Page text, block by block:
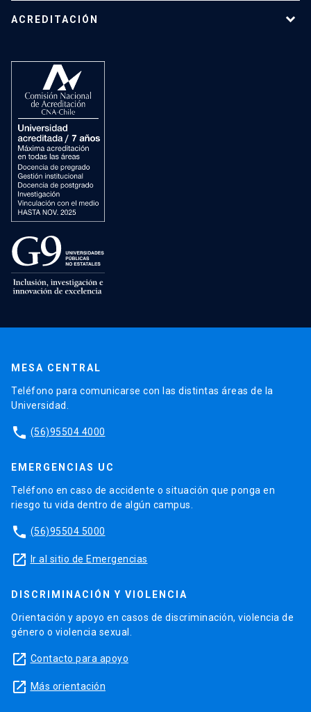
ACREDITACIÓN
MESA CENTRAL
Teléfono para comunicarse con las distintas áreas de la
Universidad.
phone (56)95504 4000
EMERGENCIAS UC
Teléfono en caso de accidente o situación que ponga en
riesgo tu vida dentro de algún campus.
phone (56)95504 5000
launch Ir al sitio de Emergencias
DISCRIMINACIÓN Y VIOLENCIA
Orientación y apoyo en casos de discriminación, violencia de
género o violencia sexual.
launch Contacto para apoyo
launch Más orientación